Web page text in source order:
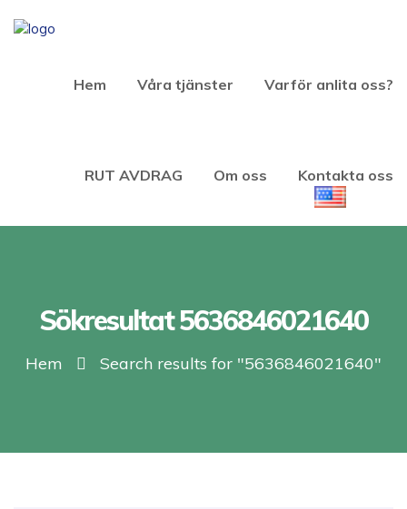
Hem Våra tjänster Varför anlita oss?
RUT AVDRAG Om oss Kontakta oss
Sökresultat 5636846021640
Hem Search results for "5636846021640"